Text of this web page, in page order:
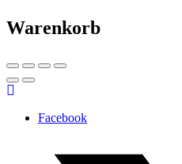
Warenkorb
Facebook